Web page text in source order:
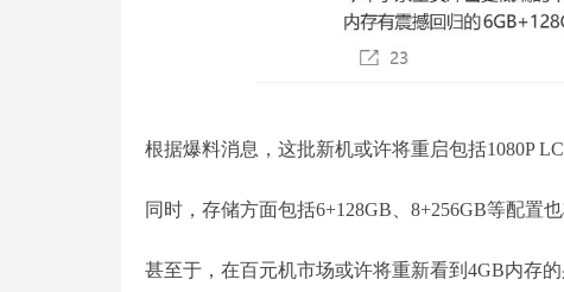
根据爆料消息，这批新机或许将重启包括1080P
同时，存储方面包括6+128GB、8+256GB等配置也
甚至于，在百元机市场或许将重新看到4GB内存的